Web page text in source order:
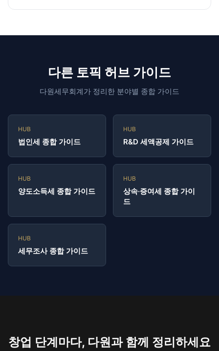
다른 토픽 허브 가이드
다원세무회계가 정리한 분야별 종합 가이드
HUB
법인세 종합 가이드
HUB
R&D 세액공제 가이드
HUB
양도소득세 종합 가이드
HUB
상속·증여세 종합 가이
드
HUB
세무조사 종합 가이드
창업 단계마다, 다원과 함께 정리하세요